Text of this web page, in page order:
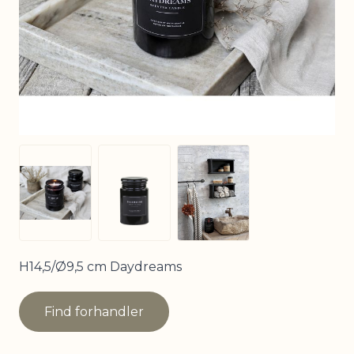
View larger image
View larger image
View larger image
H14,5/Ø9,5 cm Daydreams
Find forhandler